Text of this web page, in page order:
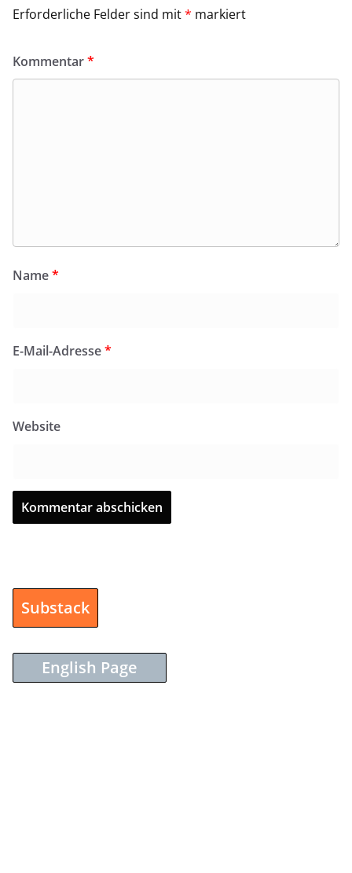
Erforderliche Felder sind mit* markiert
Kommentar*
Name*
E-Mail-Adresse*
Website
Substack
English Page